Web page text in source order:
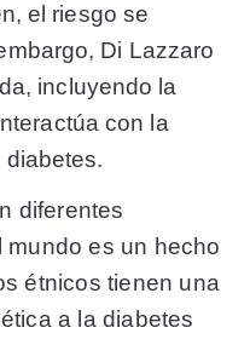
el riesgo se
Di Lazzaro
incluyendo la
con la
diferentes
es un hecho
étnicos tienen una
a la diabetes